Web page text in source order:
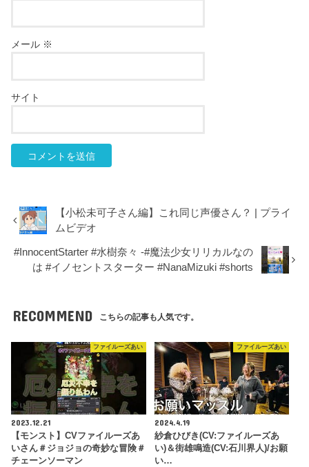
メール ※
サイト
【小松未可子さん編】これ同じ声優さん？ | プライ
ムビデオ
#InnocentStarter #水樹奈々 -#魔法少女リリカルなの
は #イノセントスターター #NanaMizuki #shorts
RECOMMEND こちらの記事も人気です。
ファイルーズあい
2023.12.21
【モンスト】CVファイルーズあ
いさん＃ジョジョの奇妙な冒険＃
チェーンソーマン
ファイルーズあい
2024.4.19
紗倉ひびき(CV:ファイルーズあ
い)＆街雄鳴造(CV:石川界人)/お願
い…